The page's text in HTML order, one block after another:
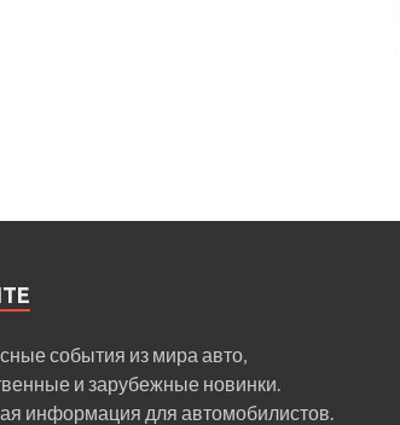
события из мира авто,
и зарубежные новинки.
информация для автомобилистов.